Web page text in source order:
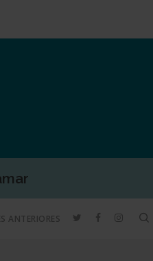
ANTERIORES TWITTERFACEBOOKINSTAGRAM